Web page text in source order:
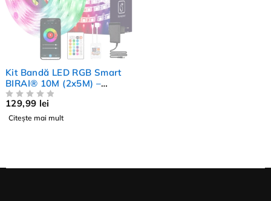
STOC EPUIZAT
Kit Bandă LED RGB Smart
BIRAI® 10M (2x5M) –
Control WiFi & Bluetooth,
Aplicație Mobilă,
Telecomandă, IP68
129,99 lei
Citește mai mult